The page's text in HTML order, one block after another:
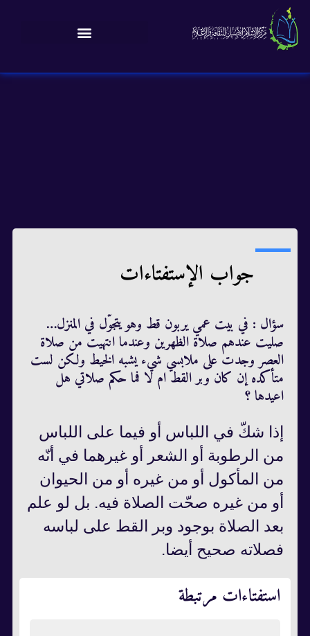
جواب الإستفتاءات
سؤال : في بيت عمي يربون قط وهو يتجوّل في المنزل…
صليت عندهم صلاة الظهرين وعندما انتهيت من صلاة
العصر وجدت على ملابسي شيء يشبه الخيط ولكن لست
متأكده إن كان وبر القط ام لا فما حكم صلاتي هل
اعيدها ؟
إذا شكّ في اللباس أو فيما على اللباس
من الرطوبة أو الشعر أو غيرهما في أنّه
من المأكول أو من غيره أو من الحيوان
أو من غيره صحّت الصلاة فيه. بل لو علم
بعد الصلاة بوجود وبر القط على لباسه
فصلاته صحيح أيضا.
استفتاءات مرتبطة